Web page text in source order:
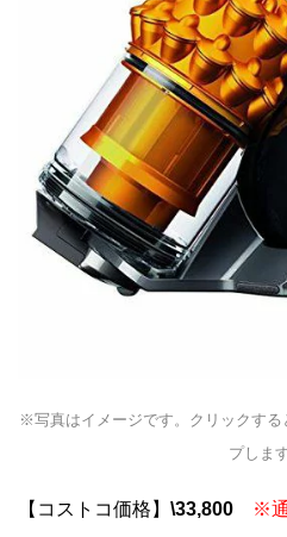
※写真はイメージです。クリックす
プします
【コストコ価格】 \33,800 ※